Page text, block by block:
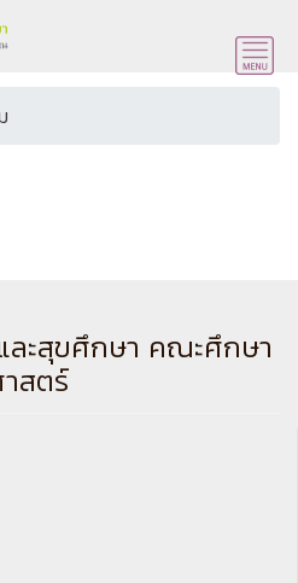
ละสุขศึกษา คณะศึกษา
สตร์